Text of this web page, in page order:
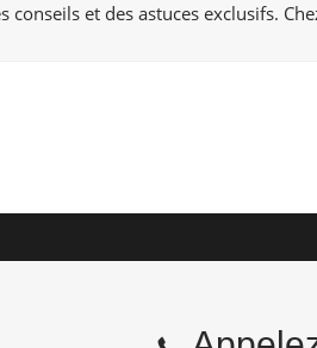
conseils et des astuces exclusifs.